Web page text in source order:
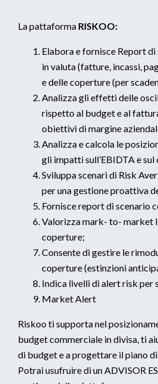
La pattaforma RISKOO:
Elabora e fornisce Report
in valuta (fatture, incassi,
e delle coperture (per
Analizza gli effetti delle
rispetto al budget e al
obiettivi di margine
Analizza e calcola le
gli impatti sull’EBIDTA e
Sviluppa scenari di Risk
per una gestione proattiva
Fornisce report di scenario
Valorizza mark- to- market
coperture;
Consente di gestire le
coperture (estinzioni
Indica livelli di alert risk per
Market Alert
Riskoo ti supporta nel
budget commerciale in divisa, ti
di budget e a progettare il piano
Potrai usufruire di un ADVISOR